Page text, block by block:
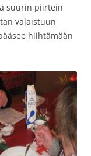
suurin piirtein
valaistuun
hiihtämään